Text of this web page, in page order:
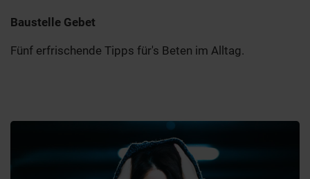
Baustelle Gebet
Fünf erfrischende Tipps für's Beten im Alltag.